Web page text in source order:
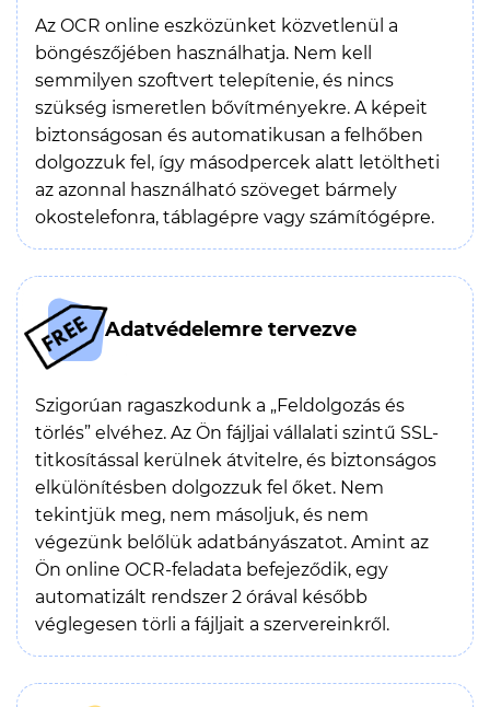
Az OCR online eszközünket közvetlenül a
böngészőjében használhatja. Nem kell
semmilyen szoftvert telepítenie, és nincs
szükség ismeretlen bővítményekre. A képeit
biztonságosan és automatikusan a felhőben
dolgozzuk fel, így másodpercek alatt letöltheti
az azonnal használható szöveget bármely
okostelefonra, táblagépre vagy számítógépre.
Adatvédelemre tervezve
Szigorúan ragaszkodunk a „Feldolgozás és
törlés” elvéhez. Az Ön fájljai vállalati szintű SSL-
titkosítással kerülnek átvitelre, és biztonságos
elkülönítésben dolgozzuk fel őket. Nem
tekintjük meg, nem másoljuk, és nem
végezünk belőlük adatbányászatot. Amint az
Ön online OCR-feladata befejeződik, egy
automatizált rendszer 2 órával később
véglegesen törli a fájljait a szervereinkről.